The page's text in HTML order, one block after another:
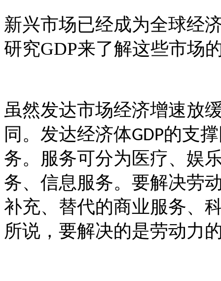
新兴市场已经成为全球经
研究GDP来了解这些市场
虽然发达市场经济增速放
同。发达经济体GDP的支
务。服务可分为医疗、娱
务、信息服务。要解决劳
补充、替代的商业服务、
所说，要解决的是劳动力